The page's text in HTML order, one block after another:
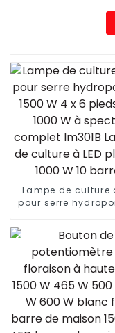
Lampe de culture
pour serre
1000 W à spectre
lm301B Lampes
culture à LED
1000 W 10